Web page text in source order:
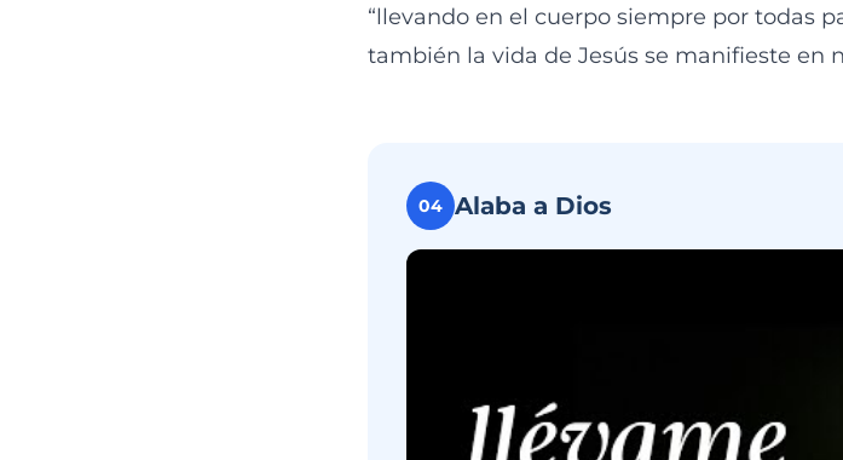
“llevando en el cuerpo siempre por todas
también la vida de Jesús se manifieste en
04 Alaba a Dios